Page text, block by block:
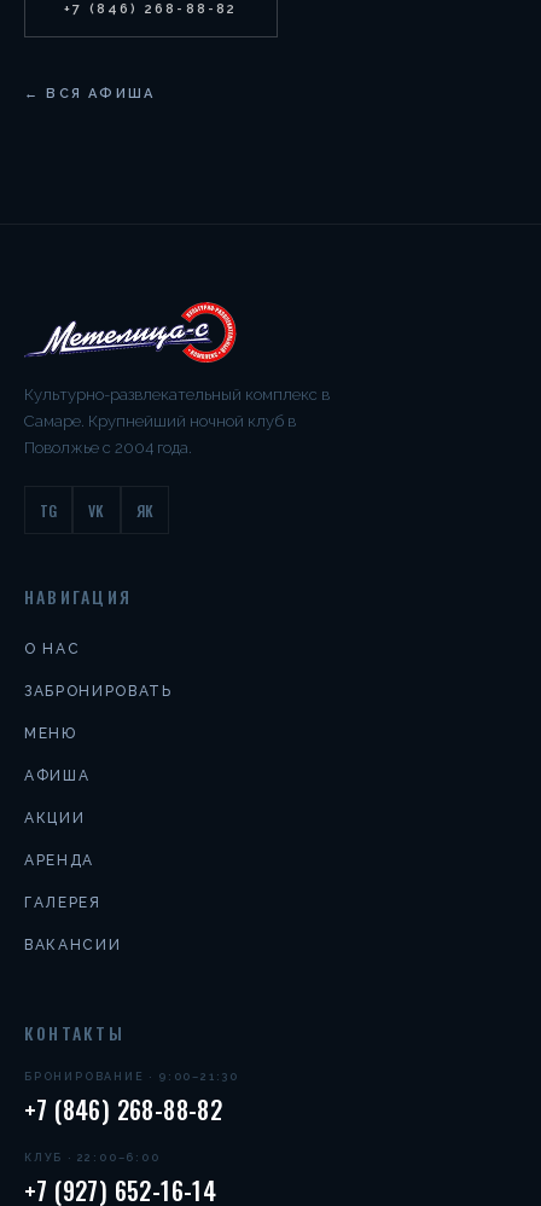
+7 (846) 268-88-82
← ВСЯ АФИША
Культурно-развлекательный комплекс в
Самаре. Крупнейший ночной клуб в
Поволжье с 2004 года.
TG VK ЯК
НАВИГАЦИЯ
О НАС
ЗАБРОНИРОВАТЬ
МЕНЮ
АФИША
АКЦИИ
АРЕНДА
ГАЛЕРЕЯ
ВАКАНСИИ
КОНТАКТЫ
БРОНИРОВАНИЕ · 9:00–21:30
+7 (846) 268-88-82
КЛУБ · 22:00–6:00
+7 (927) 652-16-14